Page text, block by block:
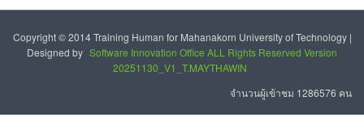
Copyright © 2014 Training Human for Mahanakorn University of Technology |
Designed by Software Innovation Office ALL Rights Reserved Version
20251130_V1_T.MAYTHAWIN
จำนวนผู้เข้าชม 1286576 คน